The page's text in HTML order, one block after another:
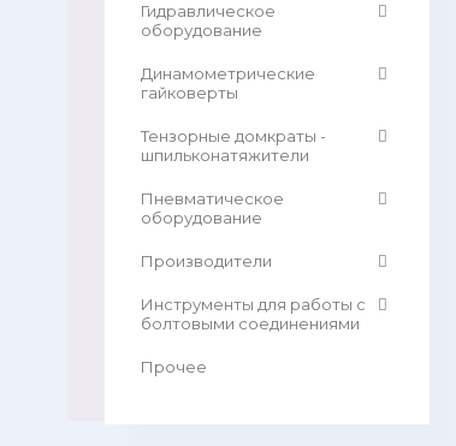
Гидравлическое
оборудование
Динамометрические
гайковерты
Тензорные домкраты -
шпильконатяжители
Пневматическое
оборудование
Производители
Инструменты для работы с
болтовыми соединениями
Прочее